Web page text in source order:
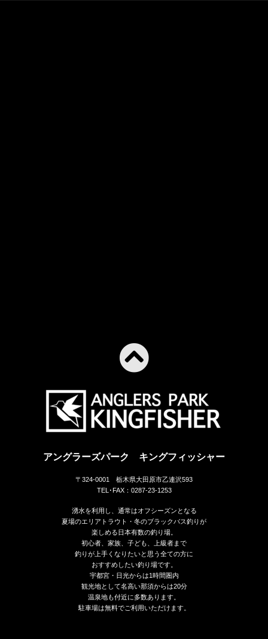
アングラーズパーク キングフィッシャー
〒324-0001 栃木県大田原市乙連沢593
TEL･FAX：0287-23-1253
湧水を利用し、通常はオフシーズンとなる
夏場のエリアトラウト・冬のブラックバス釣りが
楽しめる日本有数の釣り場。
初心者、家族、子ども、上級者まで
釣りが上手くなりたいと思う全ての方に
おすすめしたい釣り場です。
宇都宮・日光からは1時間圏内
観光地として名高い那須からは20分
温泉地も付近に多数あります。
駐車場は無料でご利用いただけます。